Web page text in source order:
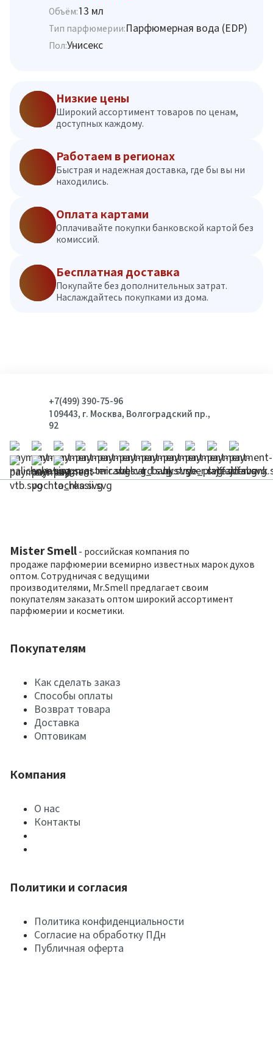
Объём:13 мл
Тип парфюмерии:Парфюмерная вода (EDP)
Пол:Унисекс
Низкие цены
Широкий ассортимент товаров по ценам,
доступных каждому.
Работаем в регионах
Быстрая и надежная доставка, где бы вы ни
находились.
Оплата картами
Оплачивайте покупки банковской картой без
комиссий.
Бесплатная доставка
Покупайте без дополнительных затрат.
Наслаждайтесь покупками из дома.
+7(499) 390-75-96
109443, г. Москва, Волгоградский пр.,
92
Mister Smell - российская компания по
продаже парфюмерии всемирно известных марок духов
оптом. Сотрудничая с ведущими
производителями, Mr.Smell предлагает своим
покупателям заказать оптом широкий ассортимент
парфюмерии и косметики.
Покупателям
Как сделать заказ
Способы оплаты
Возврат товара
Доставка
Оптовикам
Компания
О нас
Контакты
Политики и согласия
Политика конфиденциальности
Согласие на обработку ПДн
Публичная оферта